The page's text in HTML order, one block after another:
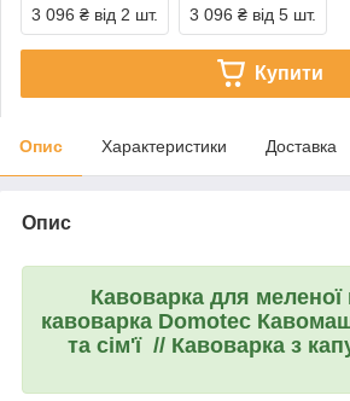
3 096 ₴ від 2 шт. 3 096 ₴ від 5 шт.
Купити
Опис Характеристики Доставка
Опис
Кавоварка для меленої
кавоварка Domotec
та сім'ї // Кавоварка з